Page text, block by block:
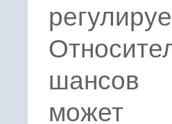
шансов
может